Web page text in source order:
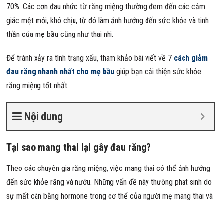
70%. Các cơn đau nhức từ răng miệng thường đem đến các cảm
giác mệt mỏi, khó chịu, từ đó làm ảnh hưởng đến sức khỏe và tinh
thần của mẹ bầu cũng như thai nhi.
Để tránh xảy ra tình trạng xấu, tham khảo bài viết về 7 cách giảm
đau răng nhanh nhất cho mẹ bầu giúp bạn cải thiện sức khỏe
răng miệng tốt nhất.
Nội dung
Tại sao mang thai lại gây đau răng?
Theo các chuyên gia răng miệng, việc mang thai có thể ảnh hưởng
đến sức khỏe răng và nướu. Những vấn đề này thường phát sinh do
sự mất cân bằng hormone trong cơ thể của người mẹ mang thai và